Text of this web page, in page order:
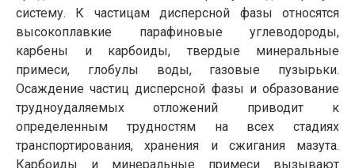
систему. К частицам дисперсной фазы относятся
высокоплавкие парафиновые углеводороды,
карбены и карбоиды, твердые минеральные
примеси, глобулы воды, газовые пузырьки.
Осаждение частиц дисперсной фазы и образование
трудноудаляемых отложений приводит к
определенным трудностям на всех стадиях
транспортирования, хранения и сжигания мазута.
Карбоиды и минеральные примеси вызывают